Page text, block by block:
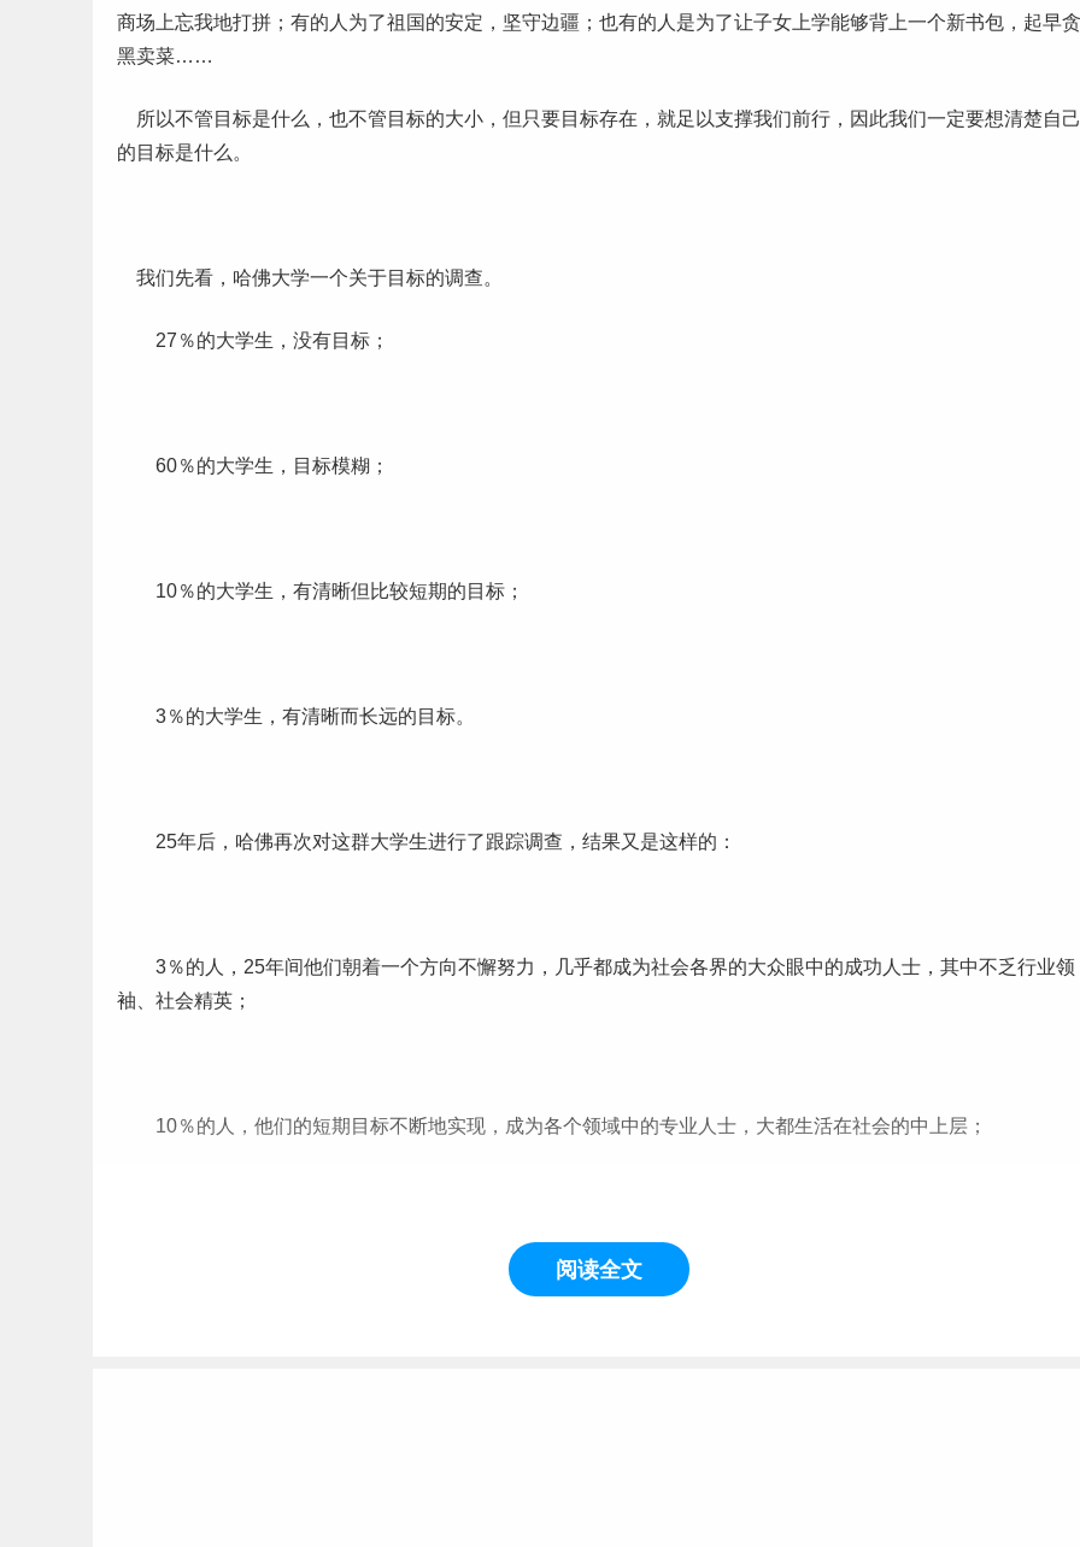
商场上忘我地打拼；有的人为了祖国的安定，坚守边疆；也有的人是为了让子女上学能够背上一个新书包，起早贪
黑卖菜……
所以不管目标是什么，也不管目标的大小，但只要目标存在，就足以支撑我们前行，因此我们一定要想清楚自己
的目标是什么。
我们先看，哈佛大学一个关于目标的调查。
27％的大学生 ，没有目标；
60％的大学生，目标模糊；
10％的大学生，有清晰但比较短期的目标；
3％的大学生，有清晰而长远的目标。
25年后，哈佛再次对这群大学生进行了跟踪调查，结果又是这样的：
3％的人，25年间他们朝着一个方向不懈努力 ，几乎都成为社会各界的大众眼中的成功 人士，其中不乏行业领
袖、社会精英；
10％的人，他们的短期目标不断地实现，成为各个领域中的专业人士，大都生活在社会的中上层；
，但都没有什么特别出众的成就，几乎都生活在社会的中下层；
阅读全文